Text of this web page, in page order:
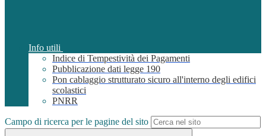
Info utili
Indice di Tempestività dei Pagamenti
Pubblicazione dati legge 190
Pon cablaggio strutturato sicuro all'interno degli edifici
scolastici
PNRR
Campo di ricerca per le pagine del sito